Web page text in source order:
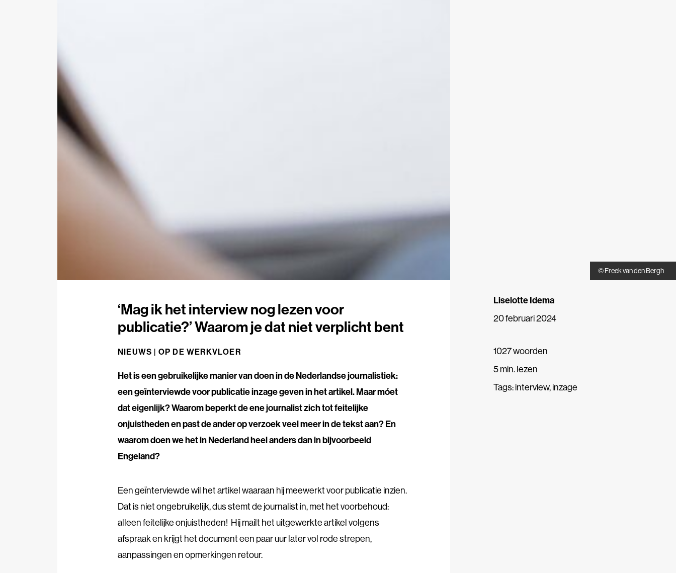
© Freek van den Bergh
‘Mag ik het interview nog lezen voor
publicatie?’ Waarom je dat niet verplicht bent
NIEUWS | OP DE WERKVLOER
Het is een gebruikelijke manier van doen in de Nederlandse journalistiek:
een geïnterviewde voor publicatie inzage geven in het artikel. Maar móet
dat eigenlijk? Waarom beperkt de ene journalist zich tot feitelijke
onjuistheden en past de ander op verzoek veel meer in de tekst aan? En
waarom doen we het in Nederland heel anders dan in bijvoorbeeld
Engeland?
Een geïnterviewde wil het artikel waaraan hij meewerkt voor publicatie inzien.
Dat is niet ongebruikelijk, dus stemt de journalist in, met het voorbehoud:
alleen feitelijke onjuistheden! Hij mailt het uitgewerkte artikel volgens
afspraak en krijgt het document een paar uur later vol rode strepen,
aanpassingen en opmerkingen retour.
Liselotte Idema
20 februari 2024
1027 woorden
5 min. lezen
Tags:interview,inzage